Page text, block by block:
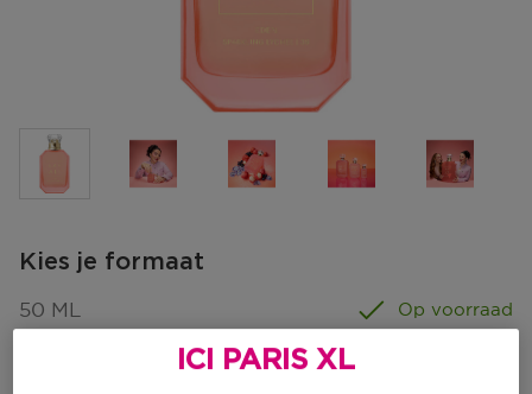
Kies je formaat
50 ML Op voorraad
50 ML
ICI PARIS XL